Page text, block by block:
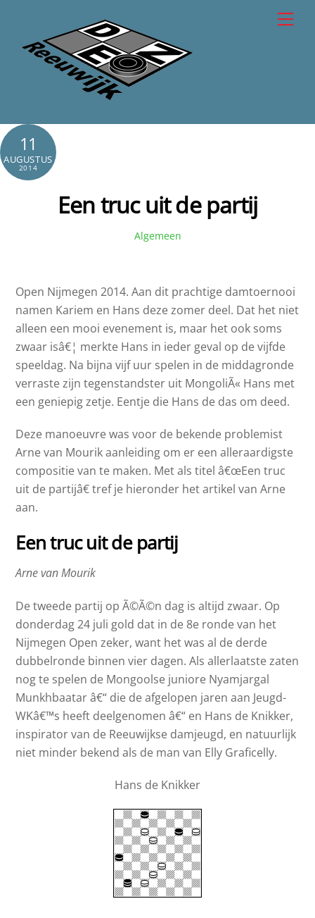
content
11
AUGUSTUS
2014
Een truc uit de partij
Algemeen
Open Nijmegen 2014. Aan dit prachtige damtoernooi
namen Kariem en Hans deze zomer deel. Dat het niet
alleen een mooi evenement is, maar het ook soms
zwaar isâ€¦ merkte Hans in ieder geval op de vijfde
speeldag. Na bijna vijf uur spelen in de middagronde
verraste zijn tegenstandster uit MongoliÃ« Hans met
een geniepig zetje. Eentje die Hans de das om deed.
Deze manoeuvre was voor de bekende problemist
Arne van Mourik aanleiding om er een alleraardigste
compositie van te maken. Met als titel â€œEen truc
uit de partijâ€ tref je hieronder het artikel van Arne
aan.
Een truc uit de partij
Arne van Mourik
De tweede partij op Ã©Ã©n dag is altijd zwaar. Op
donderdag 24 juli gold dat in de 8e ronde van het
Nijmegen Open zeker, want het was al de derde
dubbelronde binnen vier dagen. Als allerlaatste zaten
nog te spelen de Mongoolse juniore Nyamjargal
Munkhbaatar â€“ die de afgelopen jaren aan Jeugd-
WKâ€™s heeft deelgenomen â€“ en Hans de Knikker,
inspirator van de Reeuwijkse damjeugd, en natuurlijk
niet minder bekend als de man van Elly Graficelly.
Hans de Knikker